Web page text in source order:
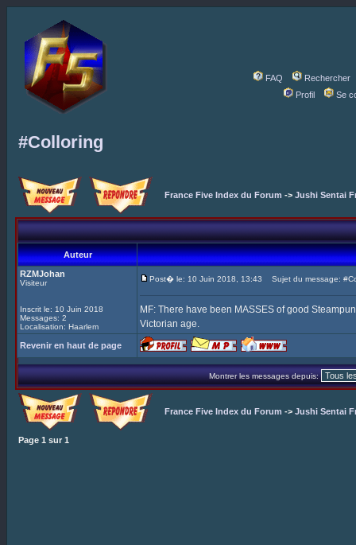
FAQ
Rechercher
Profil
Se
#Colloring
France Five Index du Forum -> Jushi Sentai
Auteur
RZMJohan
Visiteur
Inscrit le: 10 Juin 2018
Messages: 2
Localisation: Haarlem
Post� le: 10 Juin 2018, 13:43 Sujet du message:
MF: There have been MASSES of good
Victorian age.
Revenir en haut de page
Montrer les messages depuis:
France Five Index du Forum -> Jushi Sentai
Page 1 sur 1